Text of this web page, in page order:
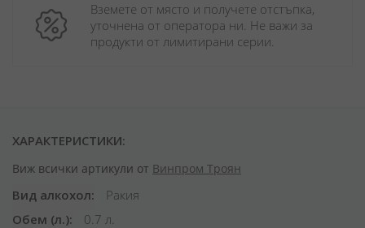
Вземете от място и получете отстъпка,
уточнена от оператора ни. Не важи за
продукти от лимитирани серии.
ХАРАКТЕРИСТИКИ:
Виж всички артикули от Винпром Троян
Вид алкохол
Ракия
Обем (л.)
0.7 л.